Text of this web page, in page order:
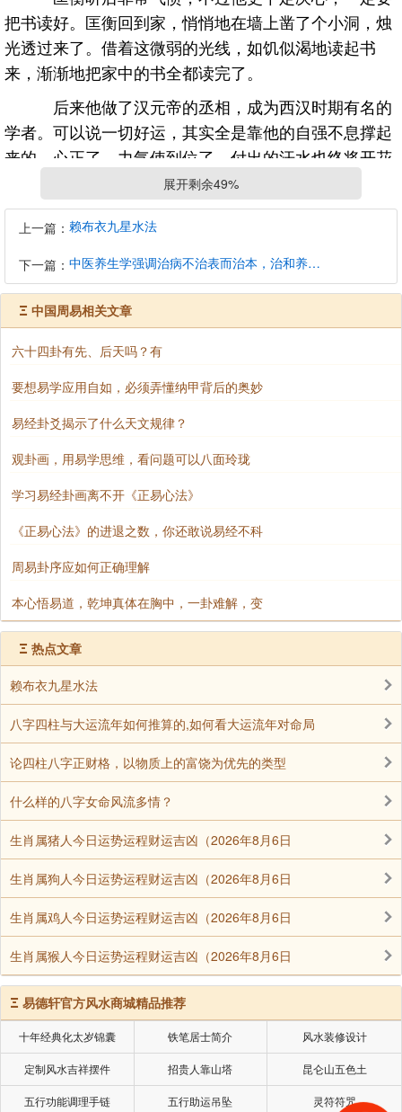
把书读好。匡衡回到家，悄悄地在墙上凿了个小洞，烛
光透过来了。借着这微弱的光线，如饥似渴地读起书
来，渐渐地把家中的书全都读完了。
后来他做了汉元帝的丞相，成为西汉时期有名的
学者。可以说一切好运，其实全是靠他的自强不息撑起
来的。心正了，力气使到位了，付出的汗水也终将开花
结果，福气自然源源不断，随运自来。这大概也解释
了，为什么努力的人，往往运气会比较好吧。
学会让利
《易经》里面说：“将欲取之，必先予之”这个世
界上，力的作用是相互的。你对别人好，别人才会对你
好。如果事事都想着独吞独占，没有考虑到别人的利
益，那么别人也就不会考虑到你的利益。久而久之，你
就会发现，做什么事情都不顺了。
越是舍得分钱的人，往往会有更多人愿意帮助他，他就
会变得更有钱。越是小气抠门的人，只会越让人远离。
我有个客户，是乡下进城做买卖的，只有初中文
化，是建筑活的一个小包工头，刚开始做得很艰难，可
以说处处碰壁。
后来，他找到了我，问我应该怎么样才能改变命
运。我告诉他说要舍得让利，小舍小得，大舍大得，把
赚的钱拿一部分回报给自己的员工。像这样久而久之，
别人就会感念你的恩德，兢兢业业为你卖命，你的运气
就会好起来了。
他就按照我说的办了，对于手下技艺精湛的工
人，他是大幅度提高他们的薪资，超过了同行水平。这
些工人，也非常感念他的恩德，忠心耿耿在他手下干。
另外他的薪资条件，也吸引来了更多优秀的员工。
这样坚持了五年，因为手底下有一帮技艺精湛的
工人，所以他们的装修技术过硬。这么一来，他们的口
碑自然越来越好，生意也越来越好了，渐渐发展成了一
展开剩余49%
上一篇： 赖布衣九星水法
下一篇： 中医养生学强调治病不治表而治本，治和养兼顾是有必要的
Ξ 中国周易相关文章
六十四卦有先、后天吗？有
要想易学应用自如，必须弄懂纳甲背后的奥妙
易经卦爻揭示了什么天文规律？
观卦画，用易学思维，看问题可以八面玲珑
学习易经卦画离不开《正易心法》
《正易心法》的进退之数，你还敢说易经不科
周易卦序应如何正确理解
本心悟易道，乾坤真体在胸中，一卦难解，变
Ξ 热点文章
赖布衣九星水法
八字四柱与大运流年如何推算的,如何看大运流年对命局
论四柱八字正财格，以物质上的富饶为优先的类型
什么样的八字女命风流多情？
生肖属猪人今日运势运程财运吉凶（2026年8月6日
生肖属狗人今日运势运程财运吉凶（2026年8月6日
生肖属鸡人今日运势运程财运吉凶（2026年8月6日
生肖属猴人今日运势运程财运吉凶（2026年8月6日
Ξ 易德轩官方风水商城精品推荐
十年经典化太岁锦囊 铁笔居士简介 风水装修设计
定制风水吉祥摆件 招贵人靠山塔 昆仑山五色土
五行功能调理手链 五行助运吊坠 灵符符咒